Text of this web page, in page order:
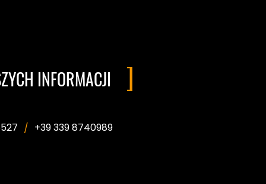
INFORMACJI
+39 339 8740989